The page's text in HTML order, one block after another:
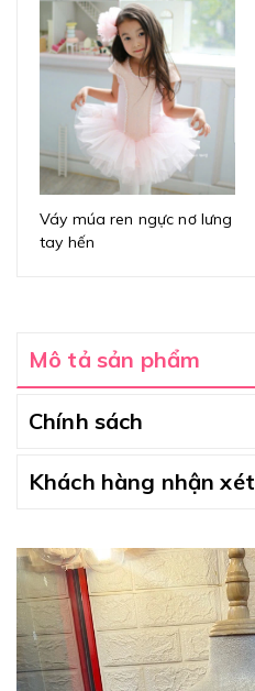
Váy múa ren ngực nơ lưng
tay hến
Mô tả sản phẩm
Chính sách
Khách hàng nhận xét